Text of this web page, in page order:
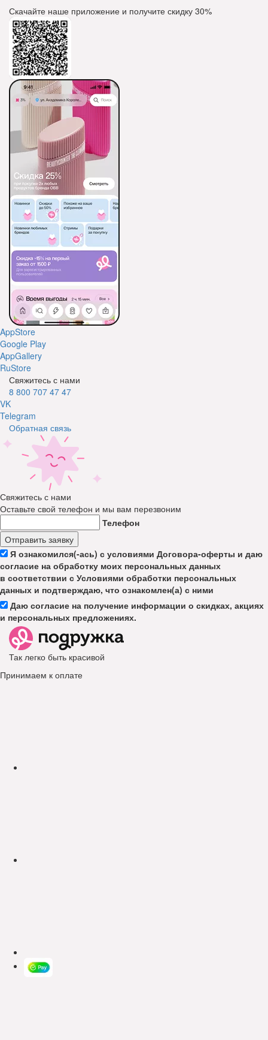
Скачайте наше приложение и получите скидку 30%
AppStore
Google Play
AppGallery
RuStore
Свяжитесь с нами
8 800 707 47 47
VK
Telegram
Обратная связь
Свяжитесь с нами
Оставьте свой телефон и мы вам перезвоним
Телефон
Отправить заявку
Я ознакомился(-ась) с условиями Договора-оферты и даю
согласие на обработку моих персональных данных
в соответствии с Условиями обработки персональных
данных и подтверждаю, что ознакомлен(а) с ними
Даю согласие на получение информации о скидках, акциях
и персональных предложениях.
Так легко быть красивой
Принимаем к оплате